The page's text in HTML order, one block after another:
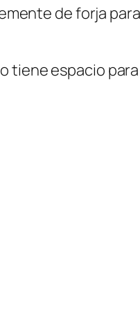
de forja
tiene espacio para